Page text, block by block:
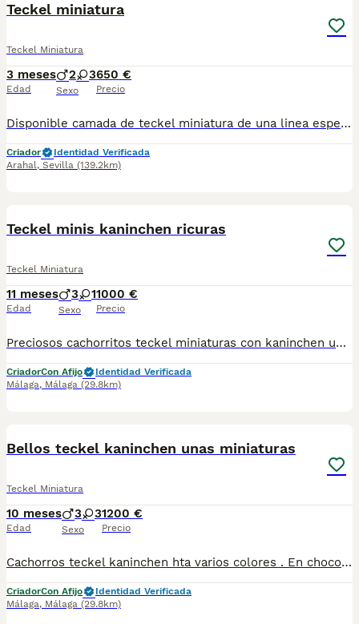
Teckel miniatura
Teckel Miniatura
3 meses
Edad
2 3
Sexo
650 €
Precio
Disponible camada de teckel miniatura de una linea espectacular con unos colores para los más exigente en esta raza están vacunados desparasitado y con la cartilla del veterinario enviamos a toda España con posibilidad de contrareembolso llámanos y te informamos criado en ambiente familiar
Criador
Identidad Verificada
Arahal, Sevilla (139.2km)
Teckel minis kaninchen ricuras
Teckel Miniatura
11 meses
Edad
3 1
Sexo
1000 €
Precio
Preciosos cachorritos teckel miniaturas con kaninchen unas bellezas machos y hembras disponibles se entregan vacunados desparasitados chip pasaporte garantia vírica y contrato de venta todo al día y cachorros espectaculares también hacemos envíos a toda España más información háblame y te informare gustosamente
CriadorCon Afijo
Identidad Verificada
Málaga, Málaga (29.8km)
Bellos teckel kaninchen unas miniaturas
Teckel Miniatura
10 meses
Edad
3 3
Sexo
1200 €
Precio
Cachorros teckel kaninchen hta varios colores . En chocolate..Isabella ..arlequines chocolate unas bellezas si buscas un salchichita guapo consultame y te informare de lo que necesites mi tlf 615080706
CriadorCon Afijo
Identidad Verificada
Málaga, Málaga (29.8km)